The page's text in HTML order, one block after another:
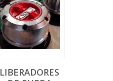
LIBERADORES